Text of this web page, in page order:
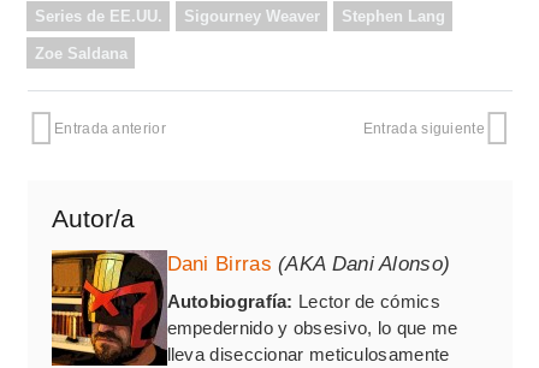
Series de EE.UU. Sigourney Weaver Stephen Lang
Zoe Saldana
Entrada anterior Entrada siguiente
Autor/a
Dani Birras (AKA Dani Alonso)
Autobiografía: Lector de cómics
empedernido y obsesivo, lo que me
lleva diseccionar meticulosamente